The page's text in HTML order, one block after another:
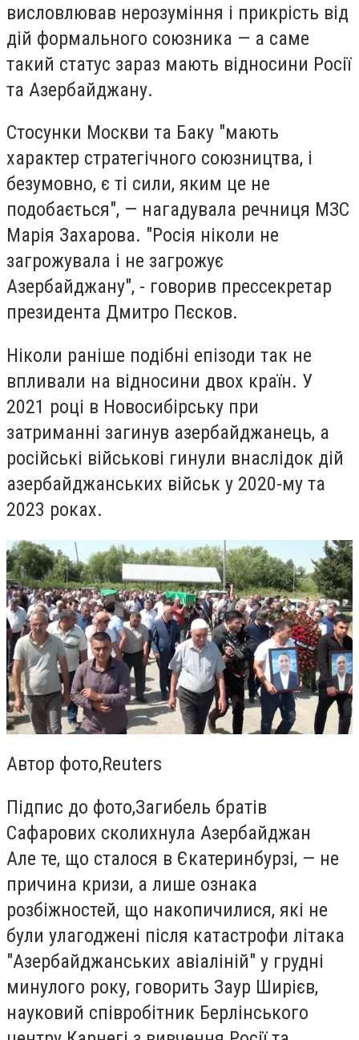
висловлював нерозуміння і прикрість від
дій формального союзника — а саме
такий статус зараз мають відносини Росії
та Азербайджану.
Стосунки Москви та Баку "мають
характер стратегічного союзництва, і
безумовно, є ті сили, яким це не
подобається", — нагадувала речниця МЗС
Марія Захарова. "Росія ніколи не
загрожувала і не загрожує
Азербайджану", - говорив прессекретар
президента Дмитро Пєсков.
Ніколи раніше подібні епізоди так не
впливали на відносини двох країн. У
2021 році в Новосибірську при
затриманні загинув азербайджанець, а
російські військові гинули внаслідок дій
азербайджанських військ у 2020-му та
2023 роках.
Автор фото,Reuters
Підпис до фото,Загибель братів
Сафарових сколихнула Азербайджан
Але те, що сталося в Єкатеринбурзі, — не
причина кризи, а лише ознака
розбіжностей, що накопичилися, які не
були улагоджені після катастрофи літака
"Азербайджанських авіаліній" у грудні
минулого року, говорить Заур Ширієв,
науковий співробітник Берлінського